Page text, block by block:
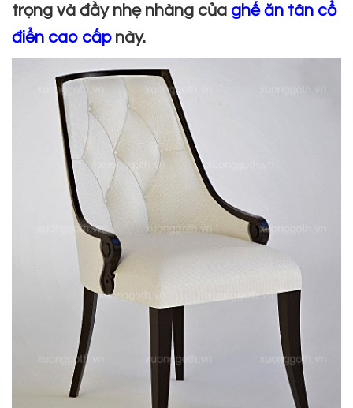
trọng và đầy nhẹ nhàng của ghế ăn tân cổ
điển cao cấpnày.